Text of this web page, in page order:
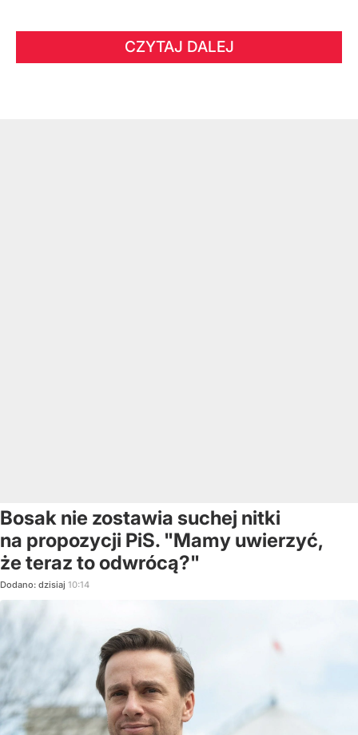
CZYTAJ DALEJ
Bosak nie zostawia suchej nitki
na propozycji PiS. "Mamy uwierzyć,
że teraz to odwrócą?"
Dodano: dzisiaj 10:14